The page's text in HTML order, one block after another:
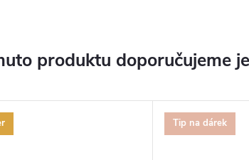
produktu doporučujeme
Tip na dárek